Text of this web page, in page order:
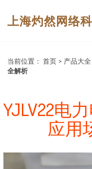
上海灼然网络
当前位置： 首页 > 产品大全
全解析
YJLV22电
应用